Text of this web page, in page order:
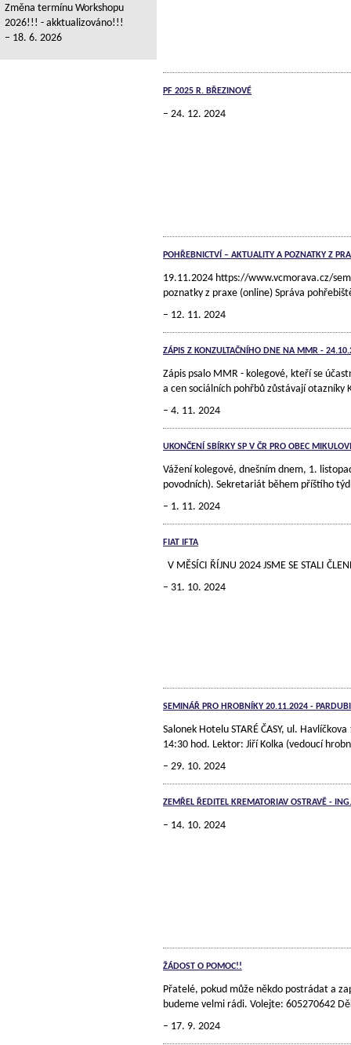
PF 2025 R. BŘEZINOVÉ
24. 12. 2024
POHŘEBNICTVÍ – AKTUALITY A POZNATKY Z
19.11.2024 https://www.vcmorava.cz/
poznatky z praxe (online) Správa
12. 11. 2024
ZÁPIS Z KONZULTAČNÍHO DNE NA MMR -
Zápis psalo MMR - kolegové, kteří se
a cen sociálních pohřbů zůstávají
4. 11. 2024
UKONČENÍ SBÍRKY SP V ČR PRO OBEC
Vážení kolegové, dnešním dnem, 1.
povodních). Sekretariát během příštího
1. 11. 2024
FIAT IFTA
V MĚSÍCI ŘÍJNU 2024 JSME SE STALI
31. 10. 2024
SEMINÁŘ PRO HROBNÍKY 20.11.2024 -
Salonek Hotelu STARÉ ČASY, ul.
14:30 hod. Lektor: Jiří Kolka (vedoucí
29. 10. 2024
ZEMŘEL ŘEDITEL KREMATORIAV OSTRAVĚ -
14. 10. 2024
ŽÁDOST O POMOC!!
Přatelé, pokud může někdo postrádat a
budeme velmi rádi. Volejte:
17. 9. 2024
Změna termínu Workshopu
2026!!! - akktualizováno!!!
18. 6. 2026